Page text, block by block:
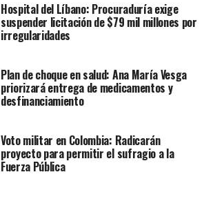
Hospital del Líbano: Procuraduría exige
suspender licitación de $79 mil millones por
irregularidades
Plan de choque en salud: Ana María Vesga
priorizará entrega de medicamentos y
desfinanciamiento
Voto militar en Colombia: Radicarán
proyecto para permitir el sufragio a la
Fuerza Pública